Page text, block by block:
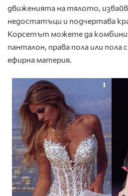
движенията на тялото,
недостатъци и подчертава
Корсетът можете да
панталон, права пола или пола
ефирна материя.